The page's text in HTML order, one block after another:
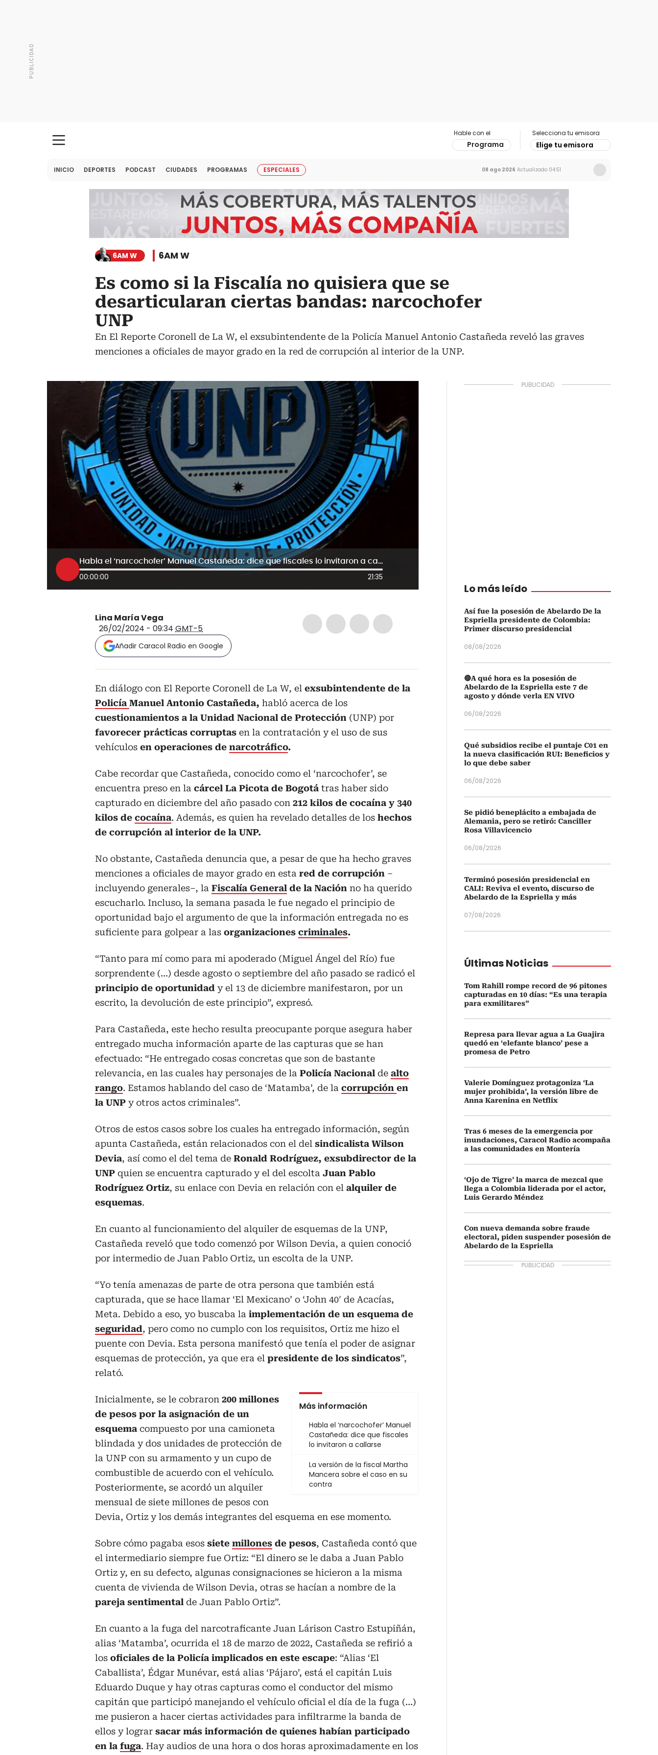
Hable con el
Programa
Selecciona tu emisora
Elige tu emisora
INICIO DEPORTES PODCAST CIUDADES PROGRAMAS ESPECIALES 08 ago 2026 Actualizado 04:51
6AM W 6AM W
Es como si la Fiscalía no quisiera que se
desarticularan ciertas bandas: narcochofer
UNP
En El Reporte Coronell de La W, el exsubintendente de la Policía Manuel Antonio Castañeda reveló las graves
menciones a oficiales de mayor grado en la red de corrupción al interior de la UNP.
Habla el ‘narcochofer’ Manuel Castañeda: dice que fiscales lo invitaron a callarse
00:00:00 21:35
Lina María Vega
26/02/2024 - 09:34 GMT-5
Añadir Caracol Radio en Google
En diálogo con El Reporte Coronell de La W, el exsubintendente de la
Policía Manuel Antonio Castañeda, habló acerca de los
cuestionamientos a la Unidad Nacional de Protección (UNP) por
favorecer prácticas corruptas en la contratación y el uso de sus
vehículos en operaciones de narcotráfico.
Cabe recordar que Castañeda, conocido como el ‘narcochofer’, se
encuentra preso en la cárcel La Picota de Bogotá tras haber sido
capturado en diciembre del año pasado con 212 kilos de cocaína y 340
kilos de cocaína. Además, es quien ha revelado detalles de los hechos
de corrupción al interior de la UNP.
No obstante, Castañeda denuncia que, a pesar de que ha hecho graves
menciones a oficiales de mayor grado en esta red de corrupción –
incluyendo generales–, la Fiscalía General de la Nación no ha querido
escucharlo. Incluso, la semana pasada le fue negado el principio de
oportunidad bajo el argumento de que la información entregada no es
suficiente para golpear a las organizaciones criminales.
“Tanto para mí como para mi apoderado (Miguel Ángel del Río) fue
sorprendente (…) desde agosto o septiembre del año pasado se radicó el
principio de oportunidad y el 13 de diciembre manifestaron, por un
escrito, la devolución de este principio”, expresó.
Para Castañeda, este hecho resulta preocupante porque asegura haber
entregado mucha información aparte de las capturas que se han
efectuado: “He entregado cosas concretas que son de bastante
relevancia, en las cuales hay personajes de la Policía Nacional de alto
rango. Estamos hablando del caso de ‘Matamba’, de la corrupción en
la UNP y otros actos criminales”.
Otros de estos casos sobre los cuales ha entregado información, según
apunta Castañeda, están relacionados con el del sindicalista Wilson
Devia, así como el del tema de Ronald Rodríguez, exsubdirector de la
UNP quien se encuentra capturado y el del escolta Juan Pablo
Rodríguez Ortiz, su enlace con Devia en relación con el alquiler de
esquemas.
En cuanto al funcionamiento del alquiler de esquemas de la UNP,
Castañeda reveló que todo comenzó por Wilson Devia, a quien conoció
por intermedio de Juan Pablo Ortiz, un escolta de la UNP.
“Yo tenía amenazas de parte de otra persona que también está
capturada, que se hace llamar ‘El Mexicano’ o ‘John 40′ de Acacías,
Meta. Debido a eso, yo buscaba la implementación de un esquema de
seguridad, pero como no cumplo con los requisitos, Ortiz me hizo el
puente con Devia. Esta persona manifestó que tenía el poder de asignar
esquemas de protección, ya que era el presidente de los sindicatos”,
relató.
Más información
Habla el ‘narcochofer’ Manuel
Castañeda: dice que fiscales
lo invitaron a callarse
La versión de la fiscal Martha
Mancera sobre el caso en su
contra
Inicialmente, se le cobraron 200 millones
de pesos por la asignación de un
esquema compuesto por una camioneta
blindada y dos unidades de protección de
la UNP con su armamento y un cupo de
combustible de acuerdo con el vehículo.
Posteriormente, se acordó un alquiler
mensual de siete millones de pesos con
Devia, Ortiz y los demás integrantes del esquema en ese momento.
Sobre cómo pagaba esos siete millones de pesos, Castañeda contó que
el intermediario siempre fue Ortiz: “El dinero se le daba a Juan Pablo
Ortiz y, en su defecto, algunas consignaciones se hicieron a la misma
cuenta de vivienda de Wilson Devia, otras se hacían a nombre de la
pareja sentimental de Juan Pablo Ortiz”.
En cuanto a la fuga del narcotraficante Juan Lárison Castro Estupiñán,
alias ‘Matamba’, ocurrida el 18 de marzo de 2022, Castañeda se refirió a
los oficiales de la Policía implicados en este escape: “Alias ‘El
Caballista’, Édgar Munévar, está alias ‘Pájaro’, está el capitán Luis
Eduardo Duque y hay otras capturas como el conductor del mismo
capitán que participó manejando el vehículo oficial el día de la fuga (…)
me pusieron a hacer ciertas actividades para infiltrarme la banda de
ellos y lograr sacar más información de quienes habían participado
en la fuga. Hay audios de una hora o dos horas aproximadamente en los
Lo más leído
Así fue la posesión de Abelardo De la
Espriella presidente de Colombia:
Primer discurso presidencial
08/08/2026
🔴A qué hora es la posesión de
Abelardo de la Espriella este 7 de
agosto y dónde verla EN VIVO
06/08/2026
Qué subsidios recibe el puntaje C01 en
la nueva clasificación RUI: Beneficios y
lo que debe saber
06/08/2026
Se pidió beneplácito a embajada de
Alemania, pero se retiró: Canciller
Rosa Villavicencio
06/08/2026
Terminó posesión presidencial en
CALI: Reviva el evento, discurso de
Abelardo de la Espriella y más
07/08/2026
Últimas Noticias
Tom Rahill rompe record de 96 pitones
capturadas en 10 días: “Es una terapia
para exmilitares”
Represa para llevar agua a La Guajira
quedó en ‘elefante blanco’ pese a
promesa de Petro
Valerie Domínguez protagoniza ‘La
mujer prohibida’, la versión libre de
Anna Karenina en Netflix
Tras 6 meses de la emergencia por
inundaciones, Caracol Radio acompaña
a las comunidades en Montería
‘Ojo de Tigre’ la marca de mezcal que
llega a Colombia liderada por el actor,
Luis Gerardo Méndez
Con nueva demanda sobre fraude
electoral, piden suspender posesión de
Abelardo de la Espriella